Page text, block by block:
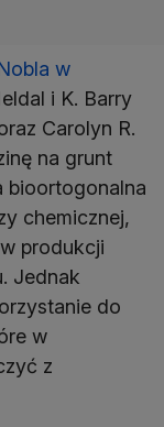
w
i K. Barry
Carolyn R.
na grunt
bioortogonalna
chemicznej,
produkcji
Jednak
do
w
z